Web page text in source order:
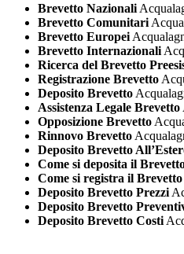
Brevetto Nazionali
Brevetto Comunitari
Brevetto Europei
Brevetto Internazionali
Ricerca del Brevetto
Registrazione Brevetto
Deposito Brevetto
Assistenza Legale Brevetto
Opposizione Brevetto
Rinnovo Brevetto
Deposito Brevetto
Come si deposita il
Come si registra il Brevetto
Deposito Brevetto Prezzi
Deposito Brevetto
Deposito Brevetto Costi